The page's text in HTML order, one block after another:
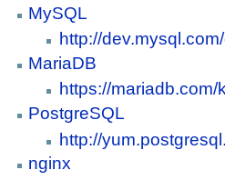
MySQL
http://
MariaDB
https://
PostgreSQL
http://
nginx